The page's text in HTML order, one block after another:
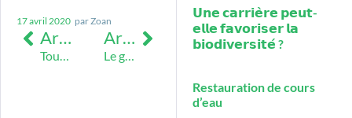
17 avril 2020 parZoan
Article précédent
Tournoi des partenaires du HBC Nantes
Article suivant
Le groupe Landais s’agrandit !
𝗨𝗻𝗲 𝗰𝗮𝗿𝗿𝗶𝗲̀𝗿𝗲 𝗽𝗲𝘂𝘁-
𝗲𝗹𝗹𝗲 𝗳𝗮𝘃𝗼𝗿𝗶𝘀𝗲𝗿 𝗹𝗮
𝗯𝗶𝗼𝗱𝗶𝘃𝗲𝗿𝘀𝗶𝘁𝗲́ ?
Restauration de cours
d’eau